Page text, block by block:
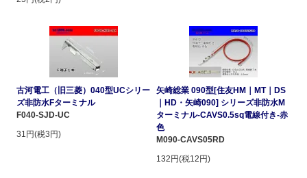
古河電工（旧三菱）040型UCシリー
ズ非防水Fターミナル
F040-SJD-UC
31円(税3円)
矢崎総業 090型[住友HM｜MT｜DS
｜HD・矢崎090] シリーズ非防水M
ターミナル-CAVS0.5sq電線付き-赤
色
M090-CAVS05RD
132円(税12円)